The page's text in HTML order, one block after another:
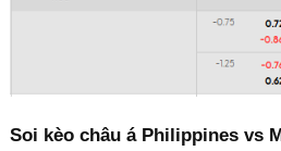
Soi kèo châu á Philippines vs